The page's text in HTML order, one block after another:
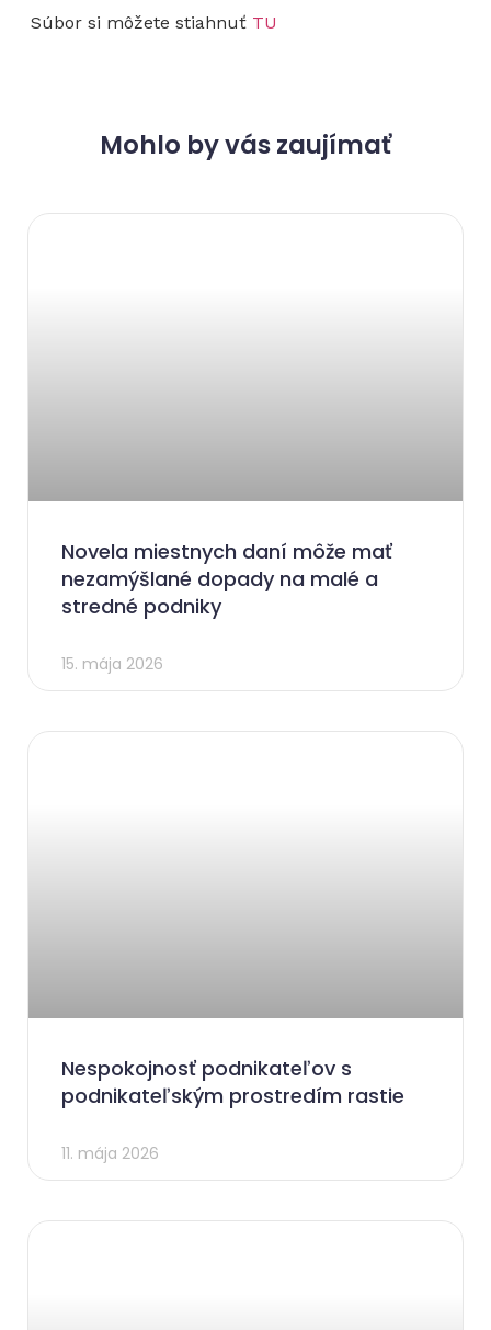
Súbor si môžete stiahnuť TU
Mohlo by vás zaujímať
Novela miestnych daní môže mať
nezamýšlané dopady na malé a
stredné podniky
15. mája 2026
Nespokojnosť podnikateľov s
podnikateľským prostredím rastie
11. mája 2026